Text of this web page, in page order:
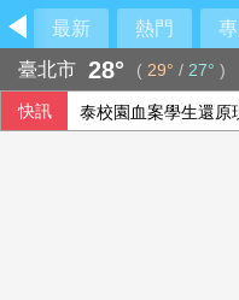
最新 熱門
臺北市 28° ( 29° / 27° )
快訊 泰校園血案學生還